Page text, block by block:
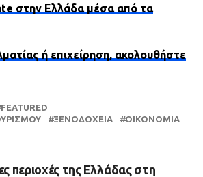
στην Ελλάδα μέσα από τα
ή επιχείρηση, ακολουθήστε
FEATURED
ΞΕΝΟΔΟΧΕΊΑ
ΟΙΚΟΝΟΜΊΑ
περιοχές της Ελλάδας στη